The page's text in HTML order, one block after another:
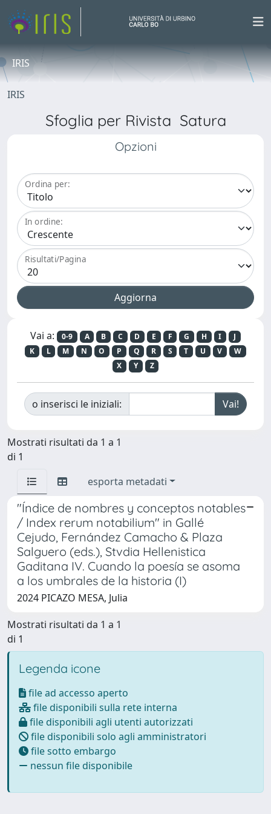
IRIS
IRIS
Sfoglia per Rivista Satura
Opzioni
Ordina per:
In ordine:
Risultati/Pagina
Vai a: 0-9 A B C D E F G H I
J
K
L M N O P Q R S T U V
W
X
Y Z
o inserisci le iniziali:
Mostrati risultati da 1 a 1
di 1
esporta metadati
"Índice de nombres y conceptos notables
/ Index rerum notabilium" in Gallé
Cejudo, Fernández Camacho & Plaza
Salguero (eds.), Stvdia Hellenistica
Gaditana IV. Cuando la poesía se asoma
a los umbrales de la historia (I)
2024 PICAZO MESA, Julia
Mostrati risultati da 1 a 1
di 1
Legenda icone
file ad accesso aperto
file disponibili sulla rete interna
file disponibili agli utenti autorizzati
file disponibili solo agli amministratori
file sotto embargo
nessun file disponibile